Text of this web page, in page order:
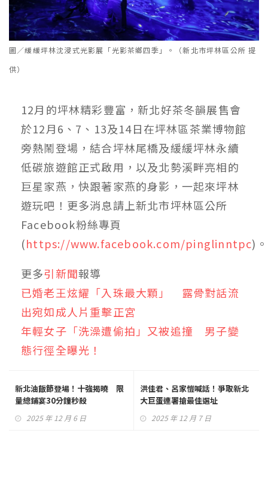
圖／緩緩坪林沈浸式光影展「光影茶鄉四季」。（新北市坪林區公所 提
供）
12月的坪林精彩豐富，新北好茶冬韻展售會
於12月6、7、13及14日在坪林區茶業博物館
旁熱鬧登場，結合坪林尾橋及緩緩坪林永續
低碳旅遊館正式啟用，以及北勢溪畔亮相的
巨星家燕，快跟著家燕的身影，一起來坪林
遊玩吧！更多消息請上新北市坪林區公所
Facebook粉絲專頁
(https://www.facebook.com/pinglinntpc)。
更多引新聞報導
已婚老王炫耀「入珠最大顆」 露骨對話流
出宛如成人片重擊正宮
年輕女子「洗澡遭偷拍」又被追撞 男子變
態行徑全曝光！
新北油飯節登場！十強揭曉 限
量總鋪宴30分鐘秒殺
2025 年 12 月 6 日
洪佳君、呂家愷喊話！爭取新北
大巨蛋連署搶最佳選址
2025 年 12 月 7 日